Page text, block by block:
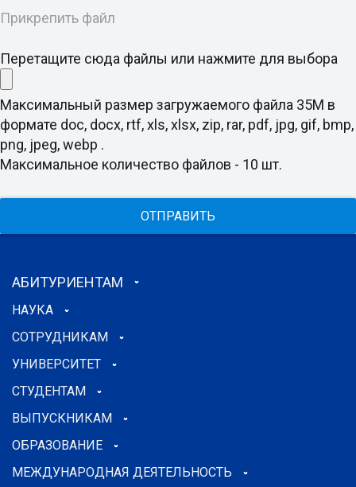
Прикрепить файл
Перетащите сюда файлы или нажмите для выбора
Максимальный размер загружаемого файла 35M в
формате doc, docx, rtf, xls, xlsx, zip, rar, pdf, jpg, gif, bmp,
png, jpeg, webp .
Максимальное количество файлов - 10 шт.
ОТПРАВИТЬ
АБИТУРИЕНТАМ
НАУКА
СОТРУДНИКАМ
УНИВЕРСИТЕТ
СТУДЕНТАМ
ВЫПУСКНИКАМ
ОБРАЗОВАНИЕ
МЕЖДУНАРОДНАЯ ДЕЯТЕЛЬНОСТЬ